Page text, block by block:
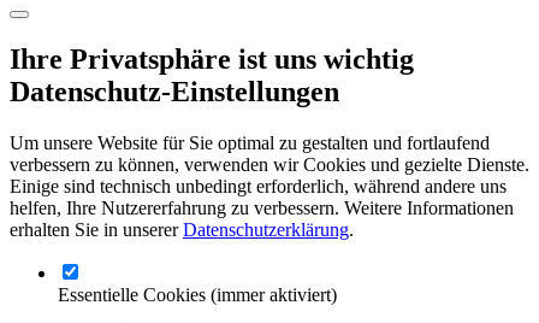
Ihre Privatsphäre ist uns wichtig
Datenschutz-Einstellungen
Um unsere Website für Sie optimal zu gestalten und fortlaufend
verbessern zu können, verwenden wir Cookies und gezielte Dienste.
Einige sind technisch unbedingt erforderlich, während andere uns
helfen, Ihre Nutzererfahrung zu verbessern. Weitere Informationen
erhalten Sie in unsererDatenschutzerklärung.
Essentielle Cookies (immer aktiviert)